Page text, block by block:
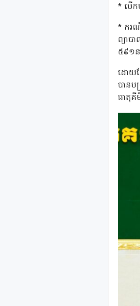
* បើ
* ករ
ព្យាប
៥៩១
ដោយឡ
បានប
ធាតុ